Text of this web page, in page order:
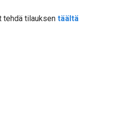
tehdä tilauksen täältä